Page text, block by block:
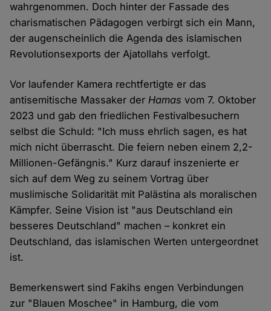
wahrgenommen. Doch hinter der Fassade des
charismatischen Pädagogen verbirgt sich ein Mann,
der augenscheinlich die Agenda des islamischen
Revolutionsexports der Ajatollahs verfolgt.
Vor laufender Kamera rechtfertigte er das
antisemitische Massaker derHamas vom 7. Oktober
2023 und gab den friedlichen Festivalbesuchern
selbst die Schuld: "Ich muss ehrlich sagen, es hat
mich nicht überrascht. Die feiern neben einem 2,2-
Millionen-Gefängnis." Kurz darauf inszenierte er
sich auf dem Weg zu seinem Vortrag über
muslimische Solidarität mit Palästina als moralischen
Kämpfer. Seine Vision ist "aus Deutschland ein
besseres Deutschland" machen – konkret ein
Deutschland, das islamischen Werten untergeordnet
ist.
Bemerkenswert sind Fakihs engen Verbindungen
zur "Blauen Moschee" in Hamburg, die vom